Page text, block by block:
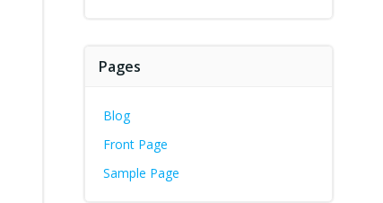
Pages
Blog
Front Page
Sample Page